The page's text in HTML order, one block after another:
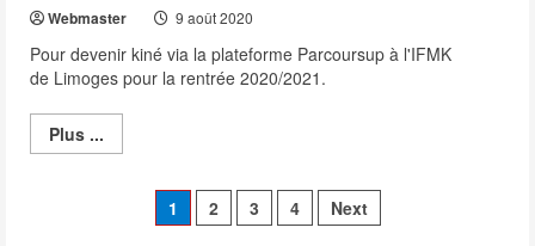
Webmaster 9 août 2020
Pour devenir kiné via la plateforme Parcoursup à l'IFMK
de Limoges pour la rentrée 2020/2021.
Plus ...
more
Limoges
AdmissionPagination
1 2 3 4 Next